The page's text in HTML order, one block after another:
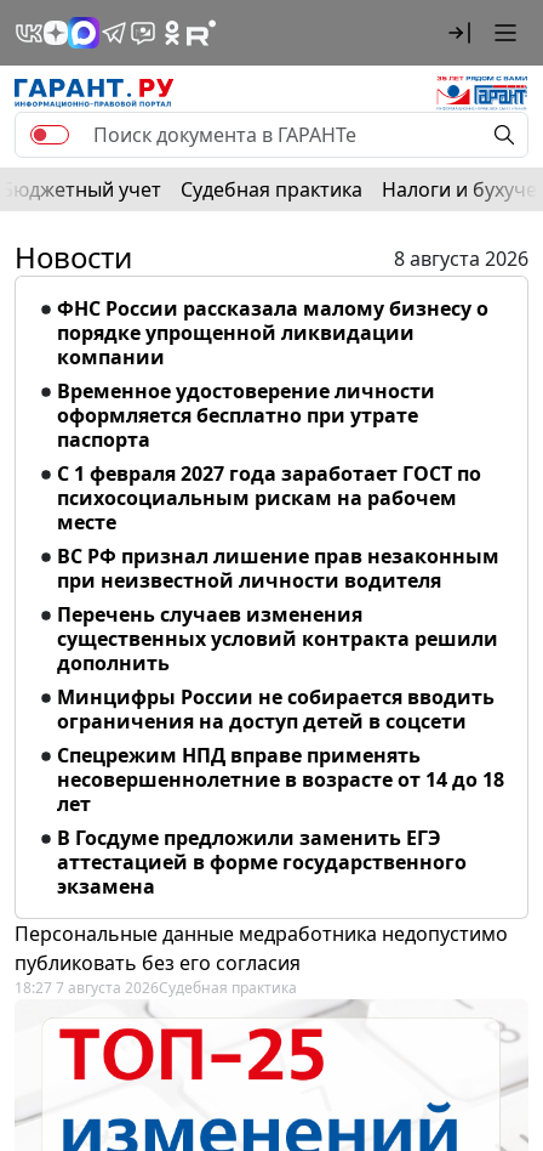
Бюджетный учет Судебная практика Налоги и
Новости
8 августа 2026
ФНС России рассказала малому бизнесу о
порядке упрощенной ликвидации
компании
Временное удостоверение личности
оформляется бесплатно при утрате
паспорта
С 1 февраля 2027 года заработает ГОСТ по
психосоциальным рискам на рабочем
месте
ВС РФ признал лишение прав незаконным
при неизвестной личности водителя
Перечень случаев изменения
существенных условий контракта решили
дополнить
Минцифры России не собирается вводить
ограничения на доступ детей в соцсети
Спецрежим НПД вправе применять
несовершеннолетние в возрасте от 14 до 18
лет
В Госдуме предложили заменить ЕГЭ
аттестацией в форме государственного
экзамена
Персональные данные медработника недопустимо
публиковать без его согласия
18:27 7 августа 2026Судебная практика